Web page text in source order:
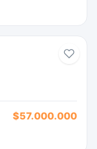
$57.000.000